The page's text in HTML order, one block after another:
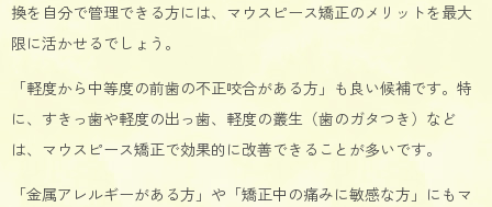
換を自分で管理できる方には、マウスピース矯正のメリットを最大
限に活かせるでしょう。
「軽度から中等度の前歯の不正咬合がある方」も良い候補です。特
に、すきっ歯や軽度の出っ歯、軽度の叢生（歯のガタつき）など
は、マウスピース矯正で効果的に改善できることが多いです。
「金属アレルギーがある方」や「矯正中の痛みに敏感な方」にもマ